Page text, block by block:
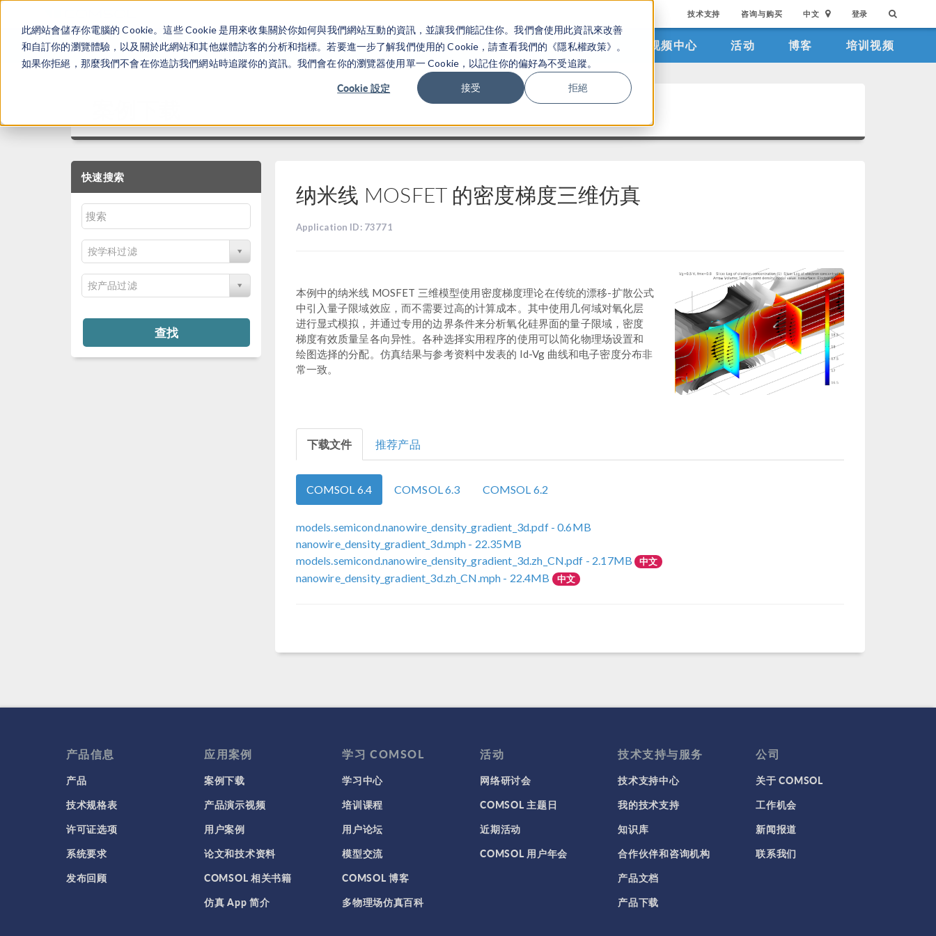
此網站會儲存你電腦的 Cookie。這些 Cookie 是用來收集關於你如何與我們網站互動的資訊，並讓我們能記住你。我們會使用此資訊來改善
和自訂你的瀏覽體驗，以及關於此網站和其他媒體訪客的分析和指標。若要進一步了解我們使用的 Cookie，請查看我們的《隱私權政策》。
如果你拒絕，那麼我們不會在你造訪我們網站時追蹤你的資訊。我們會在你的瀏覽器使用單一 Cookie，以記住你的偏好為不受追蹤。
Cookie 設定 接受 拒絕
技术支持 咨询与购买 中文 登录
产品 行业应用 视频中心 活动 博客 培训视频
快速搜索
按学科过滤
按产品过滤
查找
纳米线 MOSFET 的密度梯度三维仿真
Application ID: 73771
本例中的纳米线 MOSFET 三维模型使用密度梯度理论在传统的漂移-扩散公式
中引入量子限域效应，而不需要过高的计算成本。其中使用几何域对氧化层
进行显式模拟，并通过专用的边界条件来分析氧化硅界面的量子限域，密度
梯度有效质量呈各向异性。各种选择实用程序的使用可以简化物理场设置和
绘图选择的分配。仿真结果与参考资料中发表的 Id-Vg 曲线和电子密度分布非
常一致。
下载文件 推荐产品
COMSOL 6.4 COMSOL 6.3 COMSOL 6.2
models.semicond.nanowire_density_gradient_3d.pdf- 0.6MB
nanowire_density_gradient_3d.mph - 22.35MB
models.semicond.nanowire_density_gradient_3d.zh_CN.pdf - 2.17MB 中文
nanowire_density_gradient_3d.zh_CN.mph - 22.4MB 中文
产品信息
产品
技术规格表
许可证选项
系统要求
发布回顾
应用案例
案例下载
产品演示视频
用户案例
论文和技术资料
COMSOL 相关书籍
仿真 App 简介
学习 COMSOL
学习中心
培训课程
用户论坛
模型交流
COMSOL 博客
多物理场仿真百科
活动
网络研讨会
COMSOL 主题日
近期活动
COMSOL 用户年会
技术支持与服务
技术支持中心
我的技术支持
知识库
合作伙伴和咨询机构
产品文档
产品下载
公司
关于 COMSOL
工作机会
新闻报道
联系我们